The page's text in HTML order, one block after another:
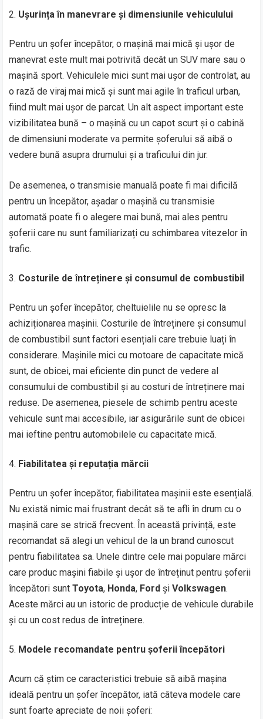
Ușurința în manevrare și dimensiunile vehiculului
Pentru un șofer începător, o mașină mai mică și ușor de
manevrat este mult mai potrivită decât un SUV mare sau o
mașină sport. Vehiculele mici sunt mai ușor de controlat, au
o rază de viraj mai mică și sunt mai agile în traficul urban,
fiind mult mai ușor de parcat. Un alt aspect important este
vizibilitatea bună – o mașină cu un capot scurt și o cabină
de dimensiuni moderate va permite șoferului să aibă o
vedere bună asupra drumului și a traficului din jur.
De asemenea, o transmisie manuală poate fi mai dificilă
pentru un începător, așadar o mașină cu transmisie
automată poate fi o alegere mai bună, mai ales pentru
șoferii care nu sunt familiarizați cu schimbarea vitezelor în
trafic.
Costurile de întreținere și consumul de combustibil
Pentru un șofer începător, cheltuielile nu se opresc la
achiziționarea mașinii. Costurile de întreținere și consumul
de combustibil sunt factori esențiali care trebuie luați în
considerare. Mașinile mici cu motoare de capacitate mică
sunt, de obicei, mai eficiente din punct de vedere al
consumului de combustibil și au costuri de întreținere mai
reduse. De asemenea, piesele de schimb pentru aceste
vehicule sunt mai accesibile, iar asigurările sunt de obicei
mai ieftine pentru automobilele cu capacitate mică.
Fiabilitatea și reputația mărcii
Pentru un șofer începător, fiabilitatea mașinii este esențială.
Nu există nimic mai frustrant decât să te afli în drum cu o
mașină care se strică frecvent. În această privință, este
recomandat să alegi un vehicul de la un brand cunoscut
pentru fiabilitatea sa. Unele dintre cele mai populare mărci
care produc mașini fiabile și ușor de întreținut pentru șoferii
începători suntToyota, Honda, Ford șiVolkswagen.
Aceste mărci au un istoric de producție de vehicule durabile
și cu un cost redus de întreținere.
Modele recomandate pentru șoferii începători
Acum că știm ce caracteristici trebuie să aibă mașina
ideală pentru un șofer începător, iată câteva modele care
sunt foarte apreciate de noii șoferi: